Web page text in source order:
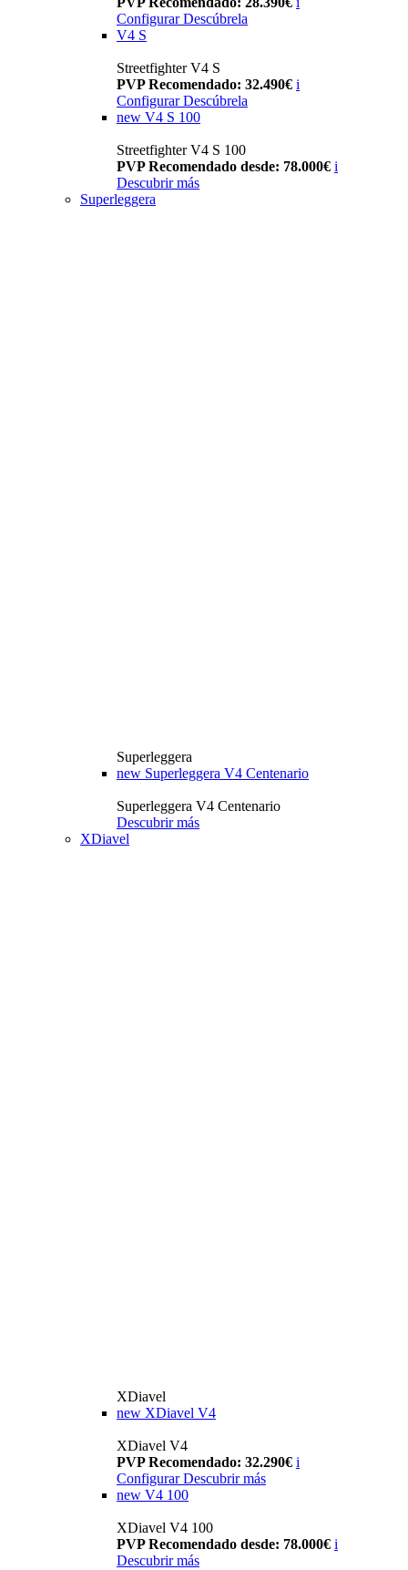
Configurar Descúbrela
V4 S
Streetfighter V4 S
PVP Recomendado: 32.490€ i
Configurar Descúbrela
new V4 S 100
Streetfighter V4 S 100
PVP Recomendado desde: 78.000€ i
Descubrir más
Superleggera
Superleggera
new Superleggera V4 Centenario
Superleggera V4 Centenario
Descubrir más
XDiavel
XDiavel
new XDiavel V4
XDiavel V4
PVP Recomendado: 32.290€ i
Configurar Descubrir más
new V4 100
XDiavel V4 100
PVP Recomendado desde: 78.000€ i
Descubrir más